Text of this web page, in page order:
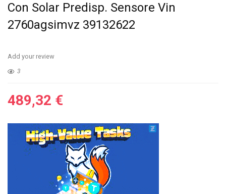
Con Solar Predisp. Sensore Vin
2760agsimvz 39132622
Add your review
3
489,32 €